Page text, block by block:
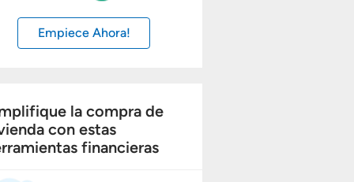
Empiece Ahora!
la compra de
con estas
financieras